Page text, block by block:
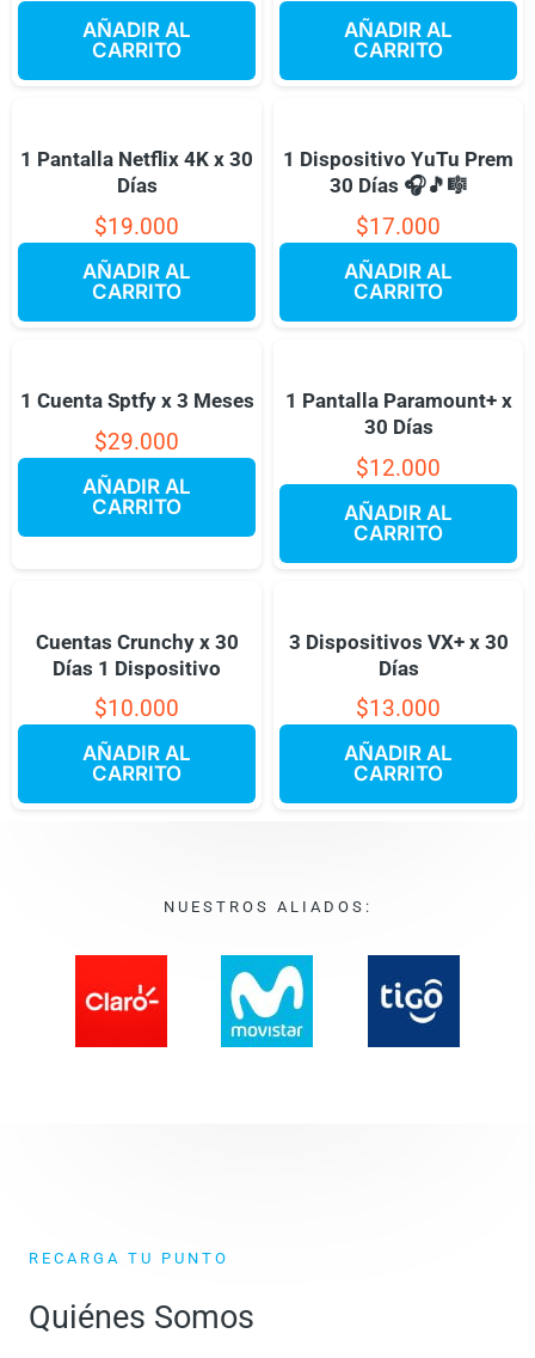
AÑADIR AL
CARRITO
AÑADIR AL
CARRITO
1 Pantalla Netflix 4K x 30
Días
$19.000
AÑADIR AL
CARRITO
1 Dispositivo YuTu Prem
30 Días 🎧🎵🎼
$17.000
AÑADIR AL
CARRITO
1 Cuenta Sptfy x 3 Meses
$29.000
AÑADIR AL
CARRITO
1 Pantalla Paramount+ x
30 Días
$12.000
AÑADIR AL
CARRITO
Cuentas Crunchy x 30
Días 1 Dispositivo
$10.000
AÑADIR AL
CARRITO
3 Dispositivos VX+ x 30
Días
$13.000
AÑADIR AL
CARRITO
NUESTROS ALIADOS:
RECARGA TU PUNTO
Quiénes Somos